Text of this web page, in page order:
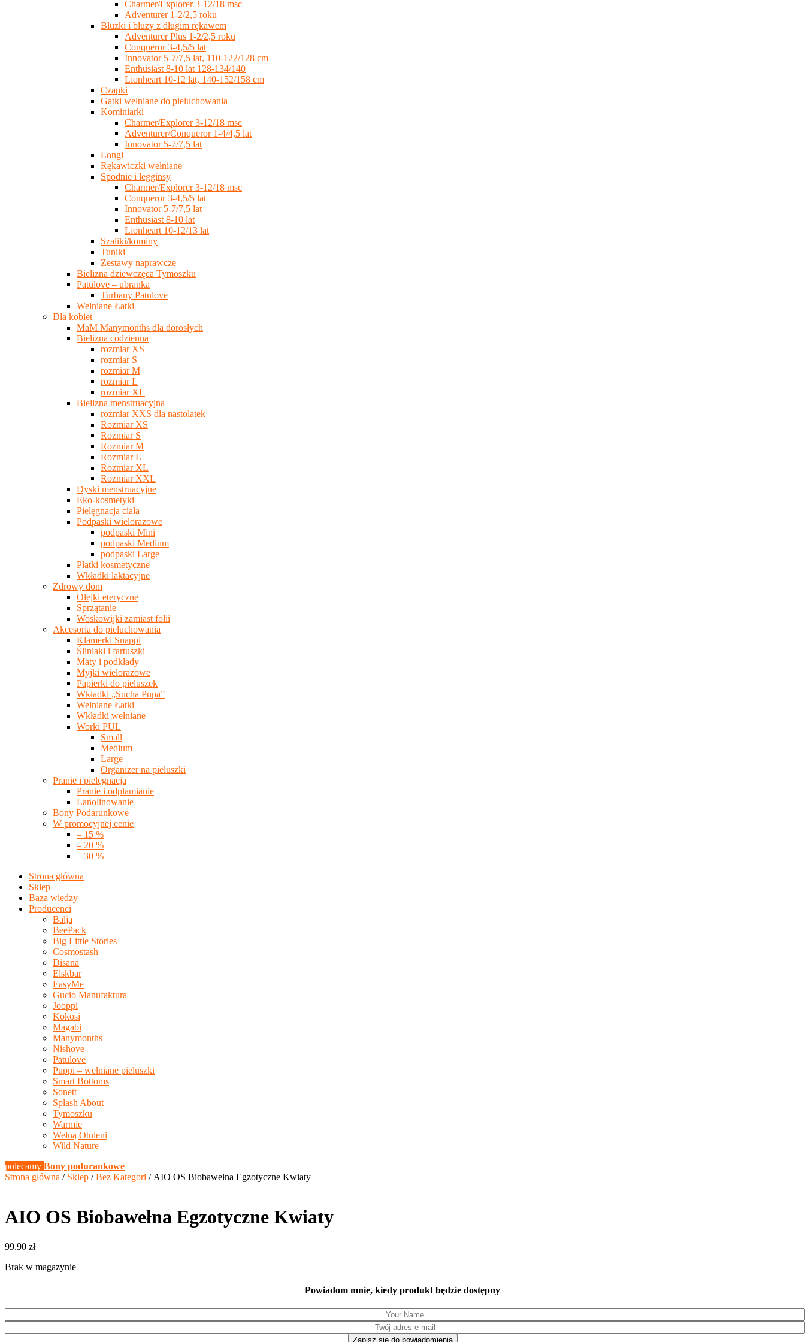
Charmer/Explorer 3-12/18 msc
Adventurer 1-2/2,5 roku
Bluzki i bluzy z długim rękawem
Adventurer Plus 1-2/2,5 roku
Conqueror 3-4,5/5 lat
Innovator 5-7/7,5 lat, 110-122/128 cm
Enthusiast 8-10 lat 128-134/140
Lionheart 10-12 lat, 140-152/158 cm
Czapki
Gatki wełniane do pieluchowania
Kominiarki
Charmer/Explorer 3-12/18 msc
Adventurer/Conqueror 1-4/4,5 lat
Innovator 5-7/7,5 lat
Longi
Rękawiczki wełniane
Spodnie i legginsy
Charmer/Explorer 3-12/18 msc
Conqueror 3-4,5/5 lat
Innovator 5-7/7,5 lat
Enthusiast 8-10 lat
Lionheart 10-12/13 lat
Szaliki/kominy
Tuniki
Zestawy naprawcze
Bielizna dziewczęca Tymoszku
Patulove – ubranka
Turbany Patulove
Wełniane Łatki
Dla kobiet
MaM Manymonths dla dorosłych
Bielizna codzienna
rozmiar XS
rozmiar S
rozmiar M
rozmiar L
rozmiar XL
Bielizna menstruacyjna
rozmiar XXS dla nastolatek
Rozmiar XS
Rozmiar S
Rozmiar M
Rozmiar L
Rozmiar XL
Rozmiar XXL
Dyski menstruacyjne
Eko-kosmetyki
Pielęgnacja ciała
Podpaski wielorazowe
podpaski Mini
podpaski Medium
podpaski Large
Płatki kosmetyczne
Wkładki laktacyjne
Zdrowy dom
Olejki eteryczne
Sprzątanie
Woskowijki zamiast folii
Akcesoria do pieluchowania
Klamerki Snappi
Śliniaki i fartuszki
Maty i podkłady
Myjki wielorazowe
Papierki do pieluszek
Wkładki „Sucha Pupa”
Wełniane Łatki
Wkładki wełniane
Worki PUL
Small
Medium
Large
Organizer na pieluszki
Pranie i pielęgnacja
Pranie i odplamianie
Lanolinowanie
Bony Podarunkowe
W promocyjnej cenie
– 15 %
– 20 %
– 30 %
Strona główna
Sklep
Baza wiedzy
Producenci
Balja
BeePack
Big Little Stories
Cosmostash
Disana
Elskbar
EasyMe
Gucio Manufaktura
Jooppi
Kokosi
Magabi
Manymonths
Nishove
Patulove
Puppi – wełniane pieluszki
Smart Bottoms
Sonett
Splash About
Tymoszku
Warmie
Wełną Otuleni
Wild Nature
polecamy Bony podurankowe
Strona główna / Sklep /Bez Kategori / AIO OS Biobawełna Egzotyczne Kwiaty
AIO OS Biobawełna Egzotyczne Kwiaty
99.90 zł
Brak w magazynie
Powiadom mnie, kiedy produkt będzie dostępny